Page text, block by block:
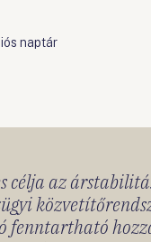
naptár
célja az
fenntartható